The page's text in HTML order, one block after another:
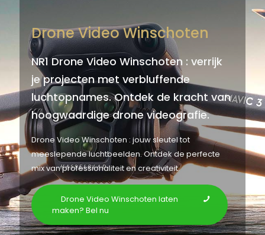
Drone Video Winschoten
NR1 Drone Video Winschoten : verrijk
je projecten met verbluffende
luchtopnames. Ontdek de kracht van
hoogwaardige drone videografie.
Drone Video Winschoten : jouw sleutel tot
meeslepende luchtbeelden. Ontdek de perfecte
mix van professionaliteit en creativiteit.
Drone Video Winschoten laten
maken? Bel nu